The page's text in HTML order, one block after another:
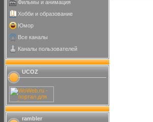
Фильмы и анимация
Хобби и образование
Юмор
Все каналы
Каналы пользователей
UCOZ
rambler